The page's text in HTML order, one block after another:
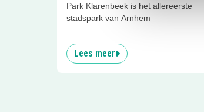
Park Klarenbeek is het allereerste
stadspark van Arnhem
Lees meer